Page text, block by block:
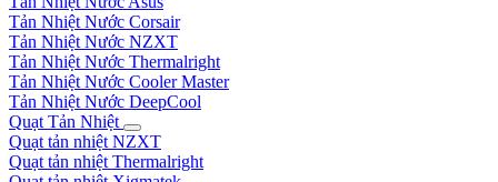
Tản Nhiệt Nước Corsair
Tản Nhiệt Nước NZXT
Tản Nhiệt Nước Thermalright
Tản Nhiệt Nước Cooler Master
Tản Nhiệt Nước DeepCool
Quạt Tản Nhiệt
Quạt tản nhiệt NZXT
Quạt tản nhiệt Thermalright